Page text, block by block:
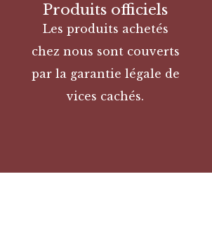
Produits officiels
Les produits achetés
chez nous sont couverts
par la garantie légale de
vices cachés.